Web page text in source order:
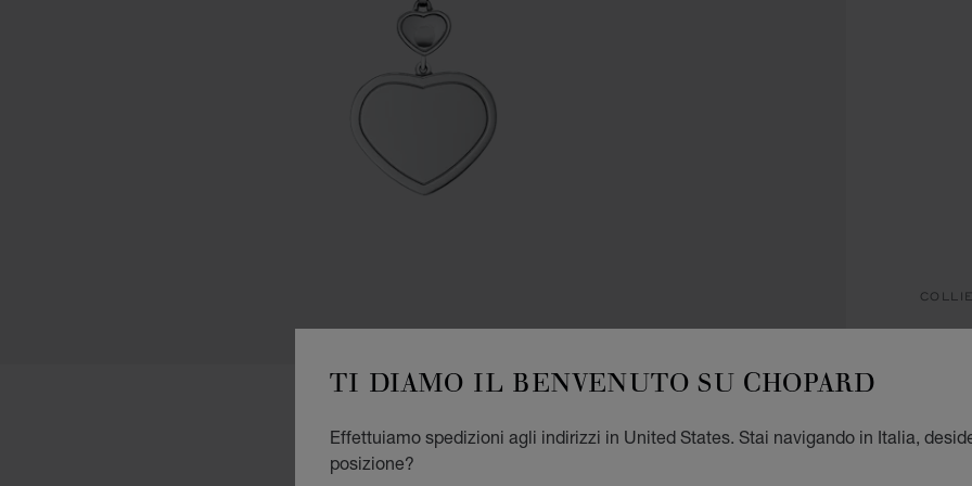
TI DIAMO IL BENVENUTO SU CHOPARD
Effettuiamo spedizioni agli indirizzi in United States. Stai navigando in Italia,
posizione?
€